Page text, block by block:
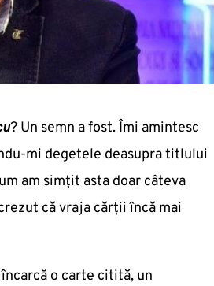
? Un semn a fost. Îmi amintesc
mi degetele deasupra titlului
am simțit asta doar câteva
că vraja cărții încă mai
o carte citită, un